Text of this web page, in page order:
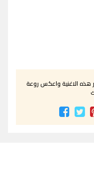
الاغنية واعكس روعة